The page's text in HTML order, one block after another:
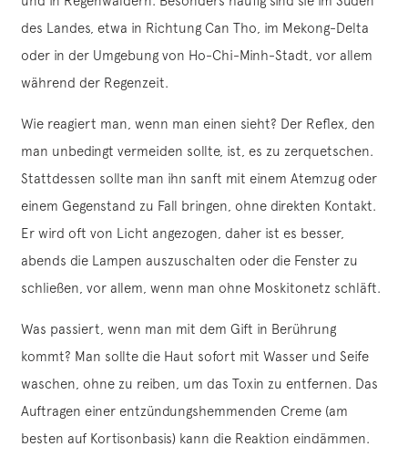
des Landes, etwa in Richtung Can Tho, im Mekong-Delta
oder in der Umgebung von Ho-Chi-Minh-Stadt, vor allem
während der Regenzeit.
Wie reagiert man, wenn man einen sieht? Der Reflex, den
man unbedingt vermeiden sollte, ist, es zu zerquetschen.
Stattdessen sollte man ihn sanft mit einem Atemzug oder
einem Gegenstand zu Fall bringen, ohne direkten Kontakt.
Er wird oft von Licht angezogen, daher ist es besser,
abends die Lampen auszuschalten oder die Fenster zu
schließen, vor allem, wenn man ohne Moskitonetz schläft.
Was passiert, wenn man mit dem Gift in Berührung
kommt? Man sollte die Haut sofort mit Wasser und Seife
waschen, ohne zu reiben, um das Toxin zu entfernen. Das
Auftragen einer entzündungshemmenden Creme (am
besten auf Kortisonbasis) kann die Reaktion eindämmen.